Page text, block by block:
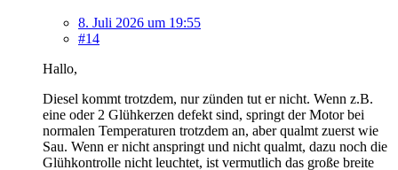
8. Juli 2026 um 19:55
#14
Hallo,
Diesel kommt trotzdem, nur zünden tut er nicht. Wenn z.B.
eine oder 2 Glühkerzen defekt sind, springt der Motor bei
normalen Temperaturen trotzdem an, aber qualmt zuerst wie
Sau. Wenn er nicht anspringt und nicht qualmt, dazu noch die
Glühkontrolle nicht leuchtet, ist vermutlich das große breite